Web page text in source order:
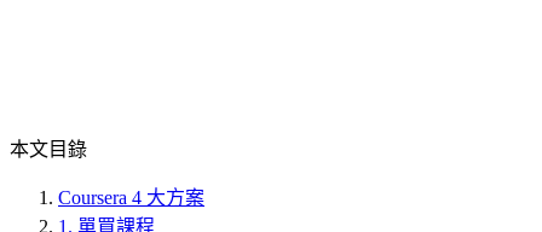
本文目錄
Coursera 4 大方案
1. 單買課程